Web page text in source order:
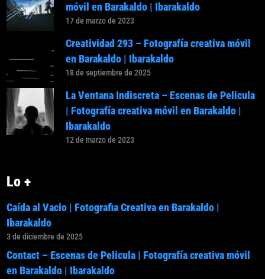
móvil en Barakaldo | Ibarakaldo
17 de marzo de 2023
Creatividad 293 – Fotografía creativa móvil
en Barakaldo | Ibarakaldo
18 de septiembre de 2025
La Ventana Indiscreta – Escenas de Pelicula
| Fotografía creativa móvil en Barakaldo |
Ibarakaldo
12 de marzo de 2023
Lo +
Caída al Vacio | Fotografia Creativa en Barakaldo |
Ibarakaldo
3 de diciembre de 2025
Contact – Escenas de Pelicula | Fotografía creativa móvil
en Barakaldo | Ibarakaldo